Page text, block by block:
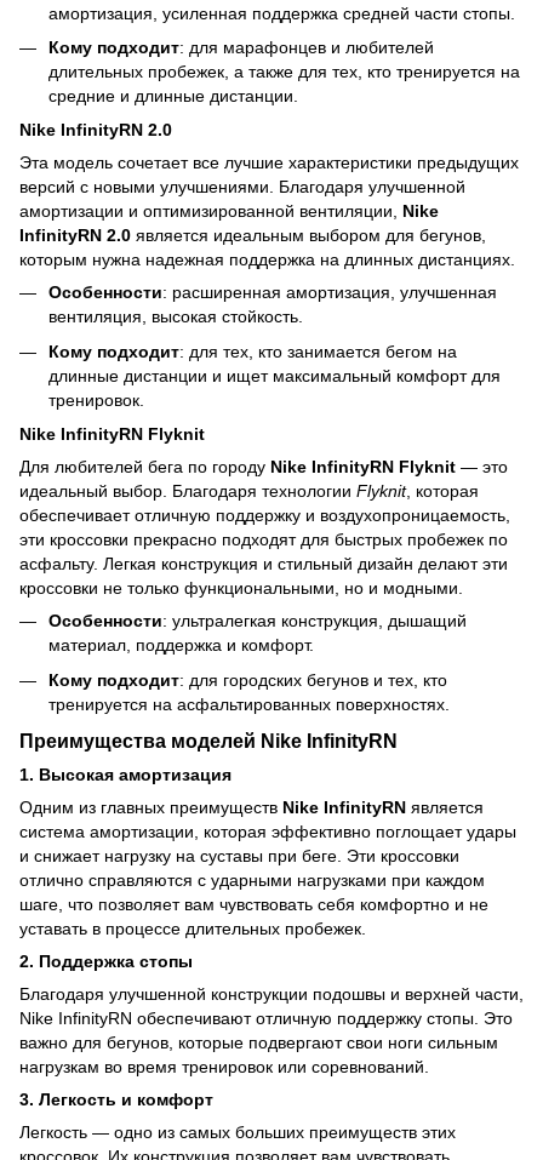
амортизация, усиленная поддержка средней части стопы.
Кому подходит: для марафонцев и любителей
длительных пробежек, а также для тех, кто тренируется на
средние и длинные дистанции.
Nike InfinityRN 2.0
Эта модель сочетает все лучшие характеристики предыдущих
версий с новыми улучшениями. Благодаря улучшенной
амортизации и оптимизированной вентиляции, Nike
InfinityRN 2.0 является идеальным выбором для бегунов,
которым нужна надежная поддержка на длинных дистанциях.
Особенности: расширенная амортизация, улучшенная
вентиляция, высокая стойкость.
Кому подходит: для тех, кто занимается бегом на
длинные дистанции и ищет максимальный комфорт для
тренировок.
Nike InfinityRN Flyknit
Для любителей бега по городу Nike InfinityRN Flyknit — это
идеальный выбор. Благодаря технологии Flyknit, которая
обеспечивает отличную поддержку и воздухопроницаемость,
эти кроссовки прекрасно подходят для быстрых пробежек по
асфальту. Легкая конструкция и стильный дизайн делают эти
кроссовки не только функциональными, но и модными.
Особенности: ультралегкая конструкция, дышащий
материал, поддержка и комфорт.
Кому подходит: для городских бегунов и тех, кто
тренируется на асфальтированных поверхностях.
Преимущества моделей Nike InfinityRN
1. Высокая амортизация
Одним из главных преимуществ Nike InfinityRN является
система амортизации, которая эффективно поглощает удары
и снижает нагрузку на суставы при беге. Эти кроссовки
отлично справляются с ударными нагрузками при каждом
шаге, что позволяет вам чувствовать себя комфортно и не
уставать в процессе длительных пробежек.
2. Поддержка стопы
Благодаря улучшенной конструкции подошвы и верхней части,
Nike InfinityRN обеспечивают отличную поддержку стопы. Это
важно для бегунов, которые подвергают свои ноги сильным
нагрузкам во время тренировок или соревнований.
3. Легкость и комфорт
Легкость — одно из самых больших преимуществ этих